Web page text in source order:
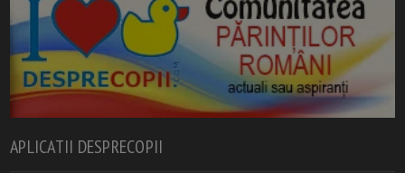
APLICATII DESPRECOPII